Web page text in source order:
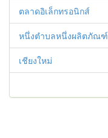
ตลาดอิเล็กทรอนิกส์
หนึ่งตำบลหนึ่งผลิตภัณฑ์
เชียงใหม่